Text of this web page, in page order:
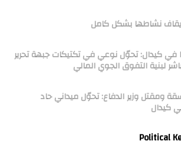
نشاطها بشكل كامل
هجوم مسيّرات FPV في كيدال: تحوّل نوعي في تكتيكات جبهة تحرير
لبنية التفوق الجوي المالي
ومقتل وزير الدفاع: تحوّل ميداني حاد
كيدال